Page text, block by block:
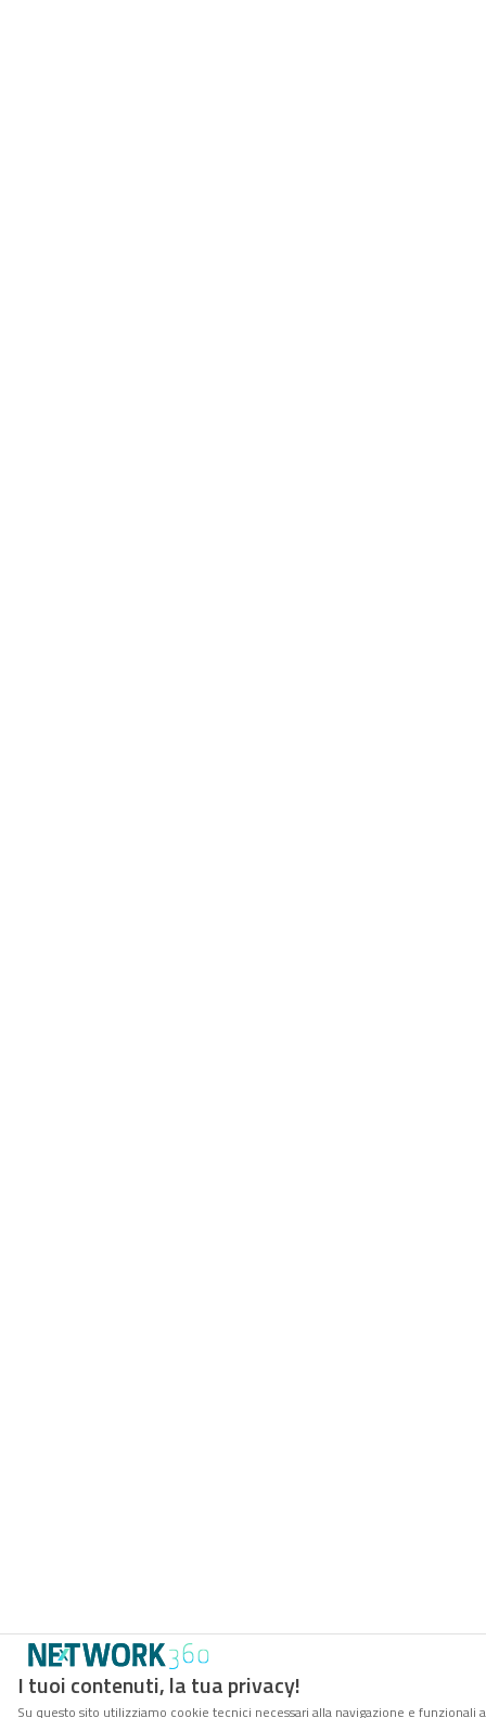
I tuoi contenuti, la tua privacy!
Su questo sito utilizziamo cookie tecnici necessari alla navigazione e